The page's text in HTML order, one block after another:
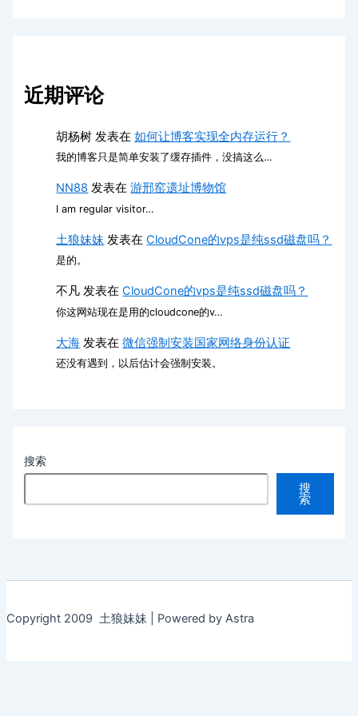
近期评论
胡杨树 发表在如何让博客实现全内存运行？
我的博客只是简单安装了缓存插件，没搞这么…
NN88 发表在游邢窑遗址博物馆
I am regular visitor…
土狼妹妹 发表在CloudCone的vps是纯ssd磁盘吗？
是的。
不凡 发表在CloudCone的vps是纯ssd磁盘吗？
你这网站现在是用的cloudcone的v…
大海 发表在微信强制安装国家网络身份认证
还没有遇到，以后估计会强制安装。
搜索
搜
索
Copyright 2009 土狼妹妹 | Powered by Astra